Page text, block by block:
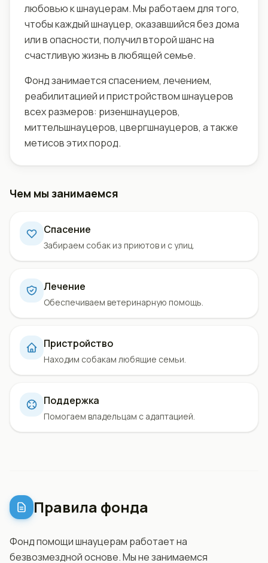
любовью к шнауцерам. Мы работаем для того,
чтобы каждый шнауцер, оказавшийся без дома
или в опасности, получил второй шанс на
счастливую жизнь в любящей семье.
Фонд занимается спасением, лечением,
реабилитацией и пристройством шнауцеров
всех размеров: ризеншнауцеров,
миттельшнауцеров, цвергшнауцеров, а также
метисов этих пород.
Чем мы занимаемся
Спасение
Забираем собак из приютов и с улиц.
Лечение
Обеспечиваем ветеринарную помощь.
Пристройство
Находим собакам любящие семьи.
Поддержка
Помогаем владельцам с адаптацией.
Правила фонда
Фонд помощи шнауцерам работает на
безвозмездной основе. Мы не занимаемся